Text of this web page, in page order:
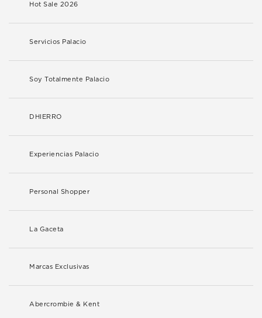
Hot Sale 2026
Servicios Palacio
Soy Totalmente Palacio
DHIERRO
Experiencias Palacio
Personal Shopper
La Gaceta
Marcas Exclusivas
Abercrombie & Kent